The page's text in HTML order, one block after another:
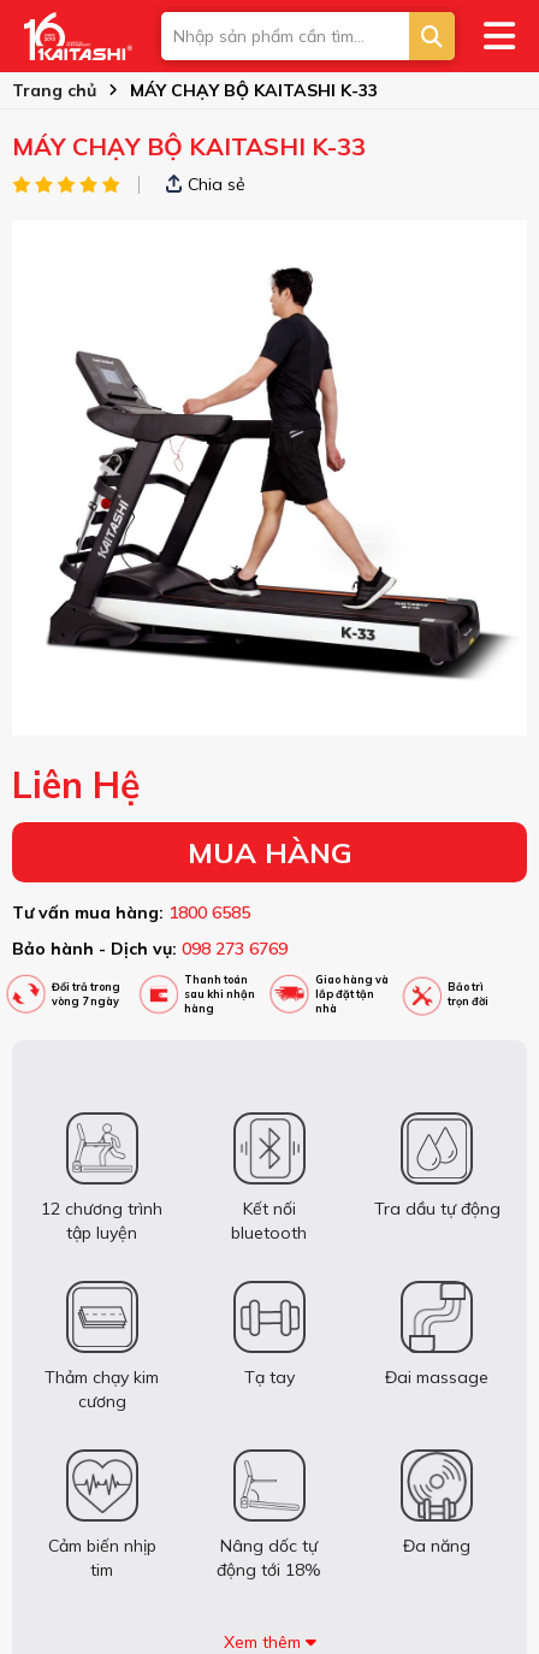
Trang chủ MÁY CHẠY BỘ KAITASHI K-33
MÁY CHẠY BỘ KAITASHI K-33
Chia sẻ
Liên Hệ
MUA HÀNG
Tư vấn mua hàng: 1800 6585
Bảo hành - Dịch vụ: 098 273 6769
Đổi trả trong
vòng 7 ngày
Thanh toán
sau khi nhận
hàng
Giao hàng và
lắp đặt tận
nhà
Bảo trì
trọn đời
12 chương trình
tập luyện
Kết nối
bluetooth
Tra dầu tự động
Thảm chạy kim
cương
Tạ tay Đai massage
Cảm biến nhịp
tim
Nâng dốc tự
động tới 18%
Đa năng
Xem thêm